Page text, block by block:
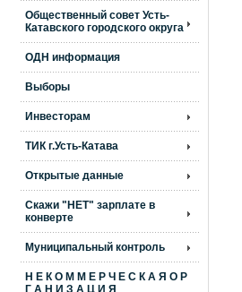
Общественный совет Усть-
Катавского городского округа
ОДН информация
Выборы
Инвесторам
ТИК г.Усть-Катава
Открытые данные
Скажи "НЕТ" зарплате в
конверте
Муниципальный контроль
Н Е К О М М Е Р Ч Е С К А Я О Р
Г А Н И З А Ц И Я